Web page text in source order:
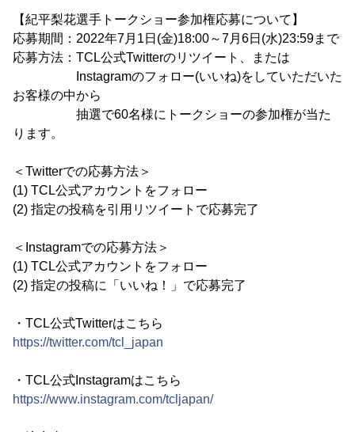
【紀平梨花選手トークショー参加権応募について】
応募期間：2022年7月1日(金)18:00～7月6日(水)23:59まで
応募方法：TCL公式Twitterのリツイート、または
Instagramのフォロー(いいね)をしていただいた
お客様の中から
抽選で60名様にトークショーの参加権が当た
ります。
＜Twitterでの応募方法＞
(1) TCL公式アカウントをフォロー
(2) 指定の投稿を引用リツイートで応募完了
＜Instagramでの応募方法＞
(1) TCL公式アカウントをフォロー
(2) 指定の投稿に「いいね！」で応募完了
・TCL公式Twitterはこちら
https://twitter.com/tcl_japan
・TCL公式Instagramはこちら
https://www.instagram.com/tcljapan/